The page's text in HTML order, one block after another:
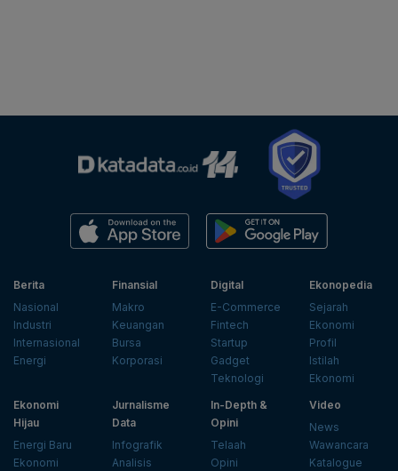
Berita
Nasional
Industri
Internasional
Energi
Finansial
Makro
Keuangan
Bursa
Korporasi
Digital
E-Commerce
Fintech
Startup
Gadget
Teknologi
Ekonopedia
Sejarah
Ekonomi
Profil
Istilah
Ekonomi
Ekonomi
Hijau
Energi Baru
Ekonomi
Jurnalisme
Data
Infografik
Analisis
In-Depth &
Opini
Telaah
Opini
Video
News
Wawancara
Katalogue